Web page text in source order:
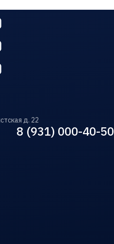
д. 22
8 (931) 000-40-50